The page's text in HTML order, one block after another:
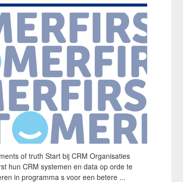
of truth Start bij CRM Organisaties
hun CRM systemen en data op orde te
in programma s voor een betere ...